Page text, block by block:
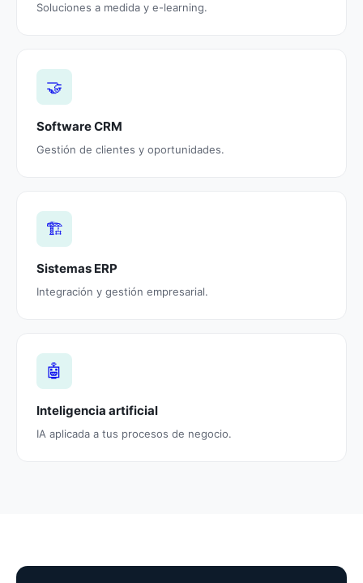
Soluciones a medida y e-learning.
🤝
Software CRM
Gestión de clientes y oportunidades.
🏗️
Sistemas ERP
Integración y gestión empresarial.
🤖
Inteligencia artificial
IA aplicada a tus procesos de negocio.